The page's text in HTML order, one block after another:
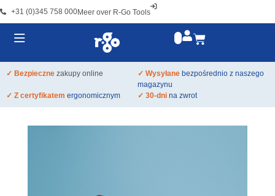
+31 (0)345 758 000Meer over R-Go Tools
✓ Bezpieczne zakupy online ✓ Wysyłane bezpośrednio z naszego
magazynu
✓ Z certyfikatem ergonomicznym ✓ 30-dni na zwrot